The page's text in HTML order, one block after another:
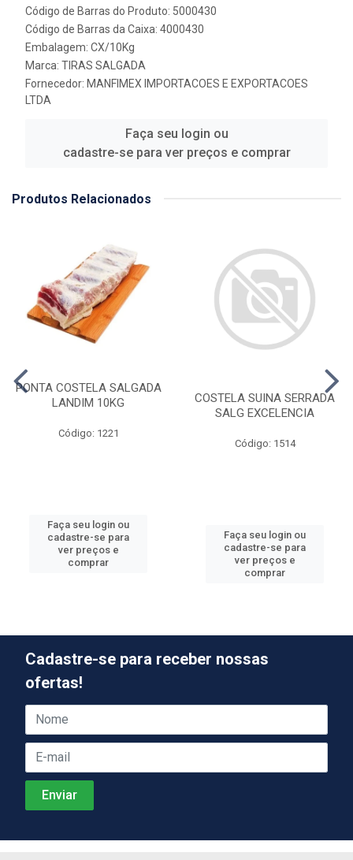
Código de Barras do Produto: 5000430
Código de Barras da Caixa: 4000430
Embalagem: CX/10Kg
Marca: TIRAS SALGADA
Fornecedor: MANFIMEX IMPORTACOES E EXPORTACOES
LTDA
Faça seu login ou
cadastre-se para ver preços e comprar
Produtos Relacionados
PONTA COSTELA SALGADA
LANDIM 10KG
Código: 1221
Faça seu login ou
cadastre-se para
ver preços e
comprar
COSTELA SUINA SERRADA
SALG EXCELENCIA
Código: 1514
Faça seu login ou
cadastre-se para
ver preços e
comprar
Cadastre-se para receber nossas
ofertas!